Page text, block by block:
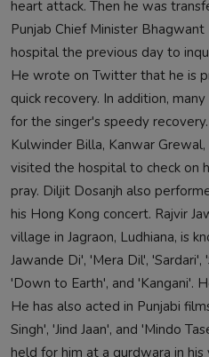
heart attack. Then he was
Punjab Chief Minister
hospital the previous day to
He wrote on Twitter that he is
quick recovery. In addition,
for the singer's speedy
Kulwinder Billa, Kanwar
visited the hospital to check on
pray. Diljit Dosanjh also
his Hong Kong concert. Rajvir
village in Jagraon, Ludhiana, is
Jawande Di', 'Mera Dil',
'Down to Earth', and 'Kangani'.
He has also acted in Punjabi
Singh', 'Jind Jaan', and 'Mindo
held for him at a gurdwara in